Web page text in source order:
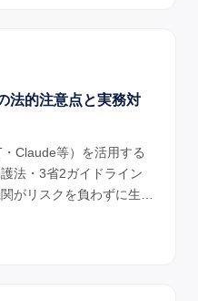
法的注意点と実務対
Claude等）を活用する
法・3省2ガイドライン
がリスクを負わずに生成